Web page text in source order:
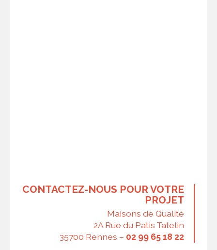
CONTACTEZ-NOUS POUR VOTRE
PROJET
Maisons de Qualité
2A Rue du Patis Tatelin
35700 Rennes – 02 99 65 18 22